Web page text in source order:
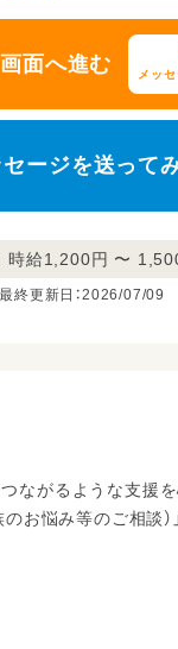
面へ進む
メッ
セージを送って
時給1,200円 〜
最終更新日：2026/07/09
ながるような支援を
のお悩み等のご相談